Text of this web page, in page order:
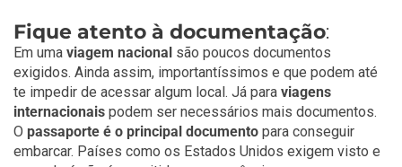
Fique atento à documentação:
Em uma viagem nacional são poucos documentos
exigidos. Ainda assim, importantíssimos e que podem até
te impedir de acessar algum local. Já para viagens
internacionais podem ser necessários mais documentos.
O passaporte é o principal documento para conseguir
embarcar. Países como os Estados Unidos exigem visto e